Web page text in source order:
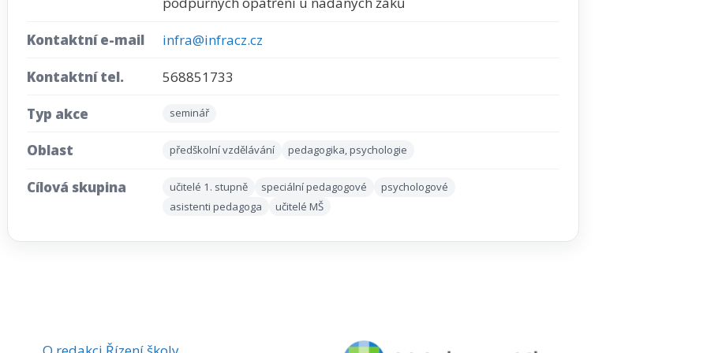
Kontaktní e-mail infra@infracz.cz
Kontaktní tel. 568851733
Typ akce seminář
Oblast předškolní vzdělávání pedagogika, psychologie
Cílová skupina učitelé 1. stupně speciální pedagogové
psychologové
asistenti pedagoga
učitelé MŠ